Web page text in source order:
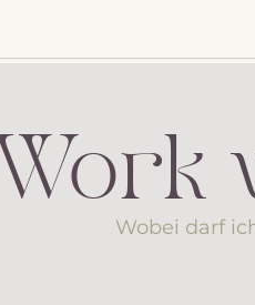
Work
Wobei darf